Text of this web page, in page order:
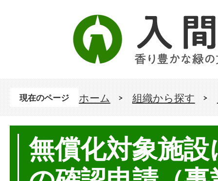
現在のページ ホーム 組織から探す
無償化対象施